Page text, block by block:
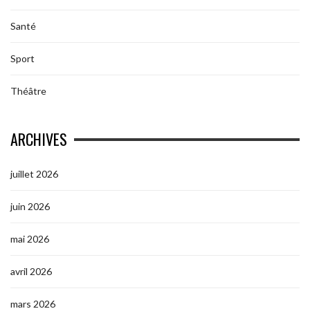
Santé
Sport
Théâtre
ARCHIVES
juillet 2026
juin 2026
mai 2026
avril 2026
mars 2026